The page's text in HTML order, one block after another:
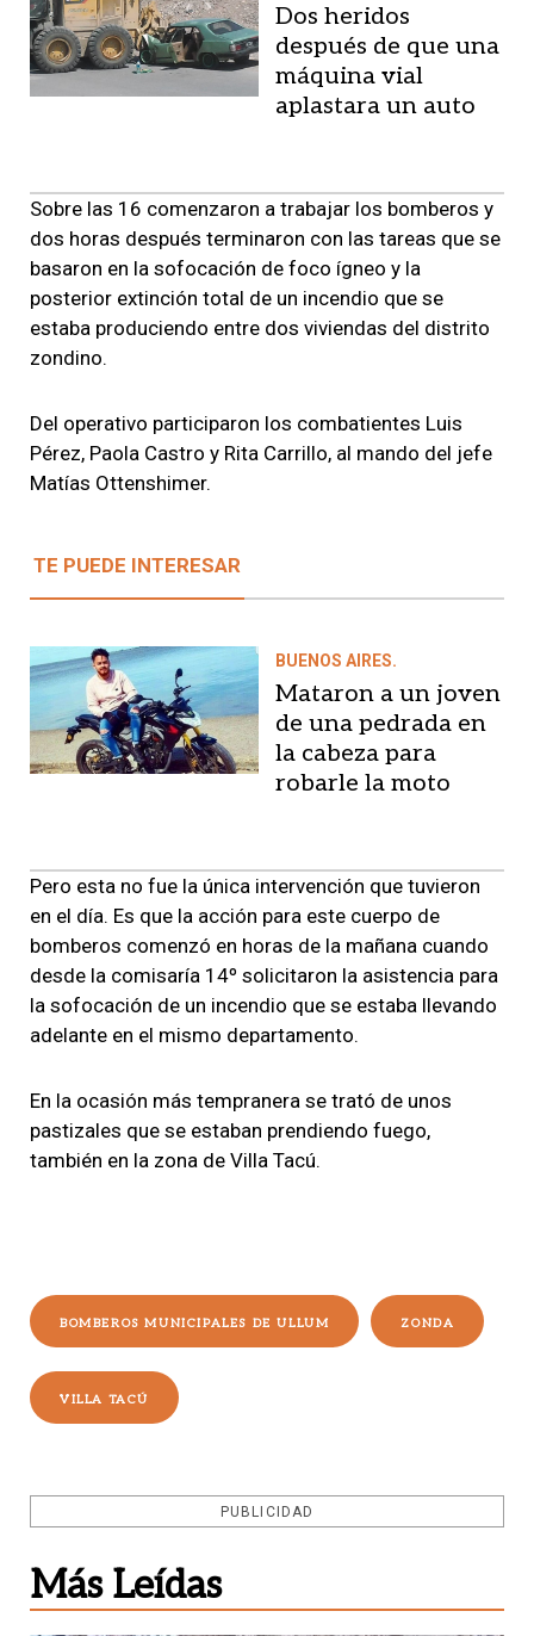
Dos heridos
después de que una
máquina vial
aplastara un auto
Sobre las 16 comenzaron a trabajar los bomberos y
dos horas después terminaron con las tareas que se
basaron en la sofocación de foco ígneo y la
posterior extinción total de un incendio que se
estaba produciendo entre dos viviendas del distrito
zondino.
Del operativo participaron los combatientes Luis
Pérez, Paola Castro y Rita Carrillo, al mando del jefe
Matías Ottenshimer.
TE PUEDE INTERESAR
BUENOS AIRES.
Mataron a un joven
de una pedrada en
la cabeza para
robarle la moto
Pero esta no fue la única intervención que tuvieron
en el día. Es que la acción para este cuerpo de
bomberos comenzó en horas de la mañana cuando
desde la comisaría 14º solicitaron la asistencia para
la sofocación de un incendio que se estaba llevando
adelante en el mismo departamento.
En la ocasión más tempranera se trató de unos
pastizales que se estaban prendiendo fuego,
también en la zona de Villa Tacú.
BOMBEROS MUNICIPALES DE ULLUM ZONDA
VILLA TACÚ
PUBLICIDAD
Más Leídas